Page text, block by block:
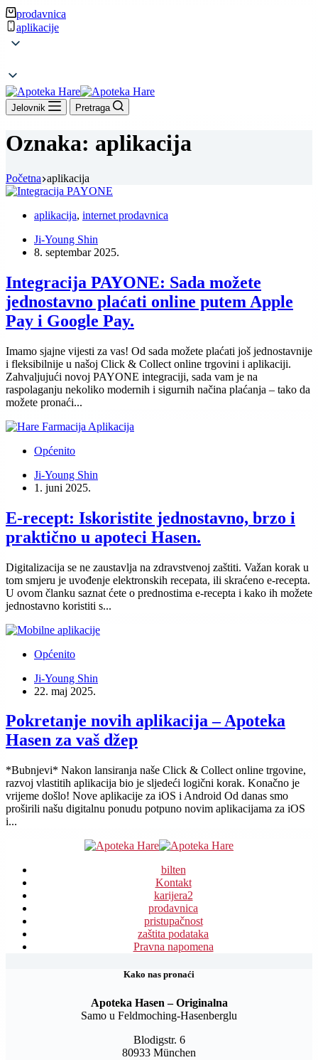
prodavnica
aplikacije
Jelovnik Pretraga
Oznaka: aplikacija
Početna aplikacija
aplikacija, internet prodavnica
Ji-Young Shin
8. septembar 2025.
Integracija PAYONE: Sada možete
jednostavno plaćati online putem Apple
Pay i Google Pay.
Imamo sjajne vijesti za vas! Od sada možete plaćati još jednostavnije
i fleksibilnije u našoj Click & Collect online trgovini i aplikaciji.
Zahvaljujući novoj PAYONE integraciji, sada vam je na
raspolaganju nekoliko modernih i sigurnih načina plaćanja – tako da
možete pronaći...
Općenito
Ji-Young Shin
1. juni 2025.
E-recept: Iskoristite jednostavno, brzo i
praktično u apoteci Hasen.
Digitalizacija se ne zaustavlja na zdravstvenoj zaštiti. Važan korak u
tom smjeru je uvođenje elektronskih recepata, ili skraćeno e-recepta.
U ovom članku saznat ćete o prednostima e-recepta i kako ih možete
jednostavno koristiti s...
Općenito
Ji-Young Shin
22. maj 2025.
Pokretanje novih aplikacija – Apoteka
Hasen za vaš džep
*Bubnjevi* Nakon lansiranja naše Click & Collect online trgovine,
razvoj vlastitih aplikacija bio je sljedeći logični korak. Konačno je
vrijeme došlo! Nove aplikacije za iOS i Android Od danas smo
proširili našu digitalnu ponudu potpuno novim aplikacijama za iOS
i...
bilten
Kontakt
karijera2
prodavnica
pristupačnost
zaštita podataka
Pravna napomena
Kako nas pronaći
Apoteka Hasen – Originalna
Samo u Feldmoching-Hasenberglu
Blodigstr. 6
80933 München